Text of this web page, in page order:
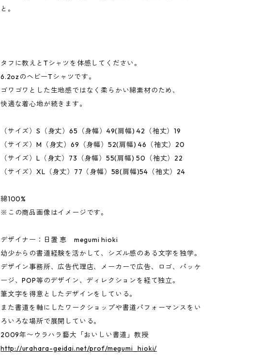
と。
タフに教えとTシャツを体感してください。
6.2ozのヘビーTシャツです。
ゴワゴワとした生地感ではなく柔らかい綿素材のため、
快適な着心地が続きます。
（サイズ）S（身丈）65（身幅）49(肩幅) 42（袖丈）19
（サイズ）M（身丈）69（身幅）52(肩幅) 46（袖丈）20
（サイズ）L（身丈）73（身幅）55(肩幅) 50（袖丈）22
（サイズ）XL（身丈）77（身幅）58(肩幅)54（袖丈）24
綿100%
※この商品画像はイメージです。
デザイナー：日置 恵 megumi hioki
幼少からの書道経験を活かして、シズル感のある文字を独学。
デザイン事務所、広告代理店、メーカーで広告、ロゴ、パッケ
ージ、POP等のデザイン、ディレクションを経て独立。
筆文字を得意としたデザインをしている。
また書道を軸にしたワークショップや書道パフォーマンスをい
ろいろな場所で展開している。
2009年〜ウラハラ藝大「おいしい書道」教授
http://urahara-geidai.net/prof/megumi_hioki/